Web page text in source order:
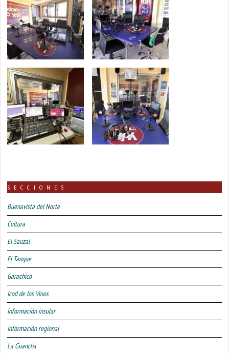
SECCIONES
Buenavista del Norte
Cultura
El Sauzal
El Tanque
Garachico
Icod de los Vinos
Información insular
Información regional
La Guancha